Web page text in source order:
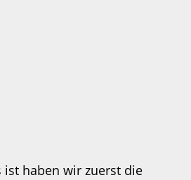
ist haben wir zuerst die